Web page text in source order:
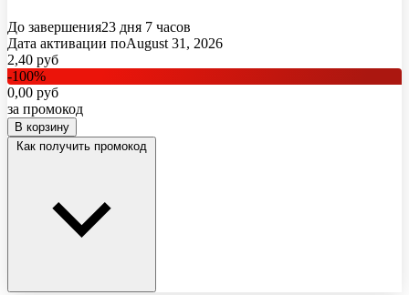
До завершения23 дня 7 часов
Дата активации поAugust 31, 2026
2,40 руб
-100%
0,00 руб
за промокод
В корзину
Как получить промокод